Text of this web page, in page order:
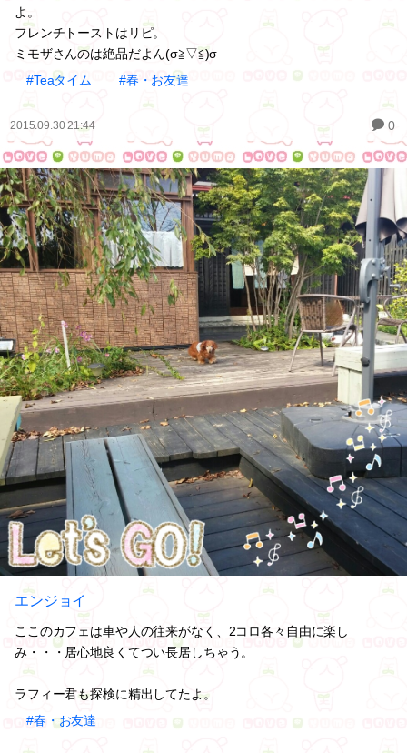
よ。
フレンチトーストはリピ。
ミモザさんのは絶品だよん(σ≧▽≦)σ
#Teaタイム
#春・お友達
2015.09.30 21:44 0
エンジョイ
ここのカフェは車や人の往来がなく、2コロ各々自由に楽し
み・・・居心地良くてつい長居しちゃう。
ラフィー君も探検に精出してたよ。
#春・お友達